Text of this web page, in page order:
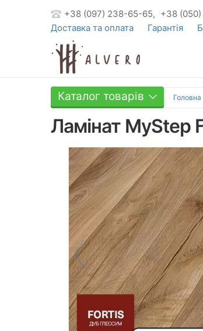
+38 (097) 238-65-65, +38
Доставка та оплата
Гарантія
Каталог товарів Головна
Ламінат MyStep